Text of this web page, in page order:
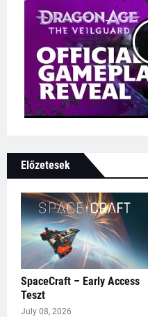
Előzetesek
SpaceCraft – Early Access
Teszt
July 08, 2026